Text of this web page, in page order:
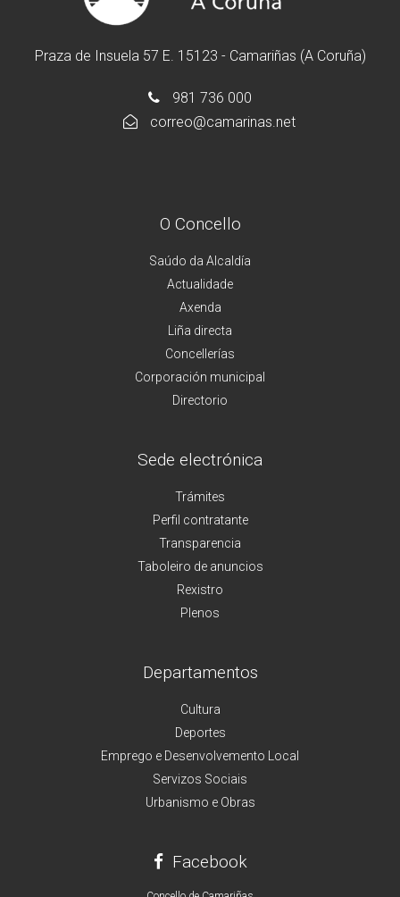
Praza de Insuela 57 E. 15123 - Camariñas (A Coruña)
981 736 000
correo@camarinas.net
O Concello
Saúdo da Alcaldía
Actualidade
Axenda
Liña directa
Concellerías
Corporación municipal
Directorio
Sede electrónica
Trámites
Perfil contratante
Transparencia
Taboleiro de anuncios
Rexistro
Plenos
Departamentos
Cultura
Deportes
Emprego e Desenvolvemento Local
Servizos Sociais
Urbanismo e Obras
Facebook